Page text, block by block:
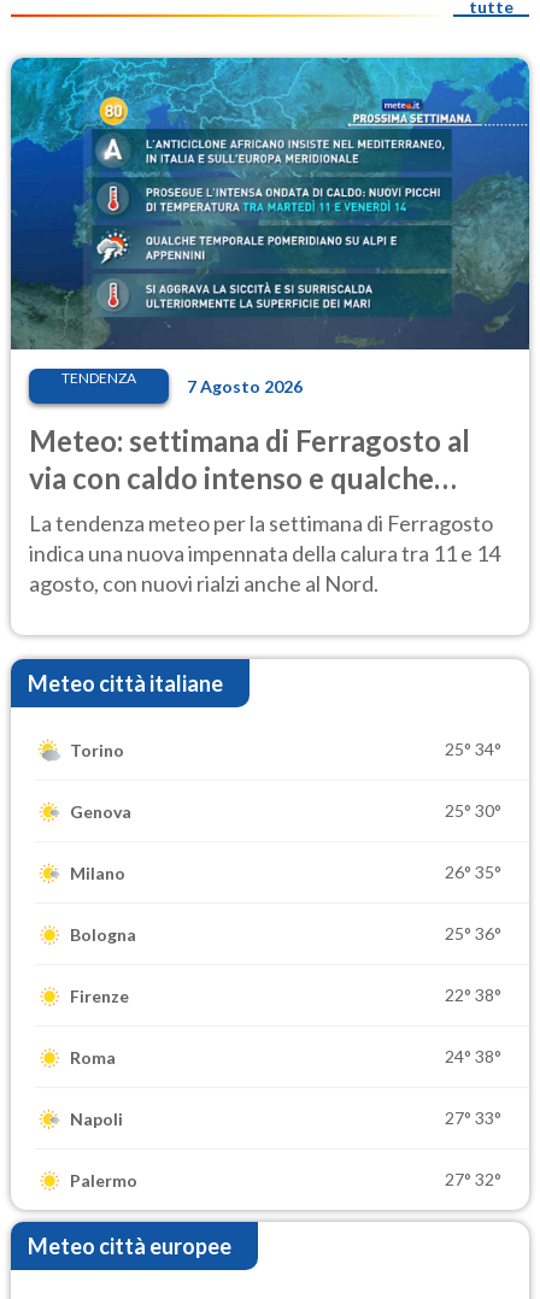
tutte
TENDENZA 7 Agosto 2026
Meteo: settimana di Ferragosto al
via con caldo intenso e qualche
temporale
La tendenza meteo per la settimana di Ferragosto
indica una nuova impennata della calura tra 11 e 14
agosto, con nuovi rialzi anche al Nord.
Meteo città italiane
Torino 25° 34°
Genova 25° 30°
Milano 26° 35°
Bologna 25° 36°
Firenze 22° 38°
Roma 24° 38°
Napoli 27° 33°
Palermo 27° 32°
Meteo città europee